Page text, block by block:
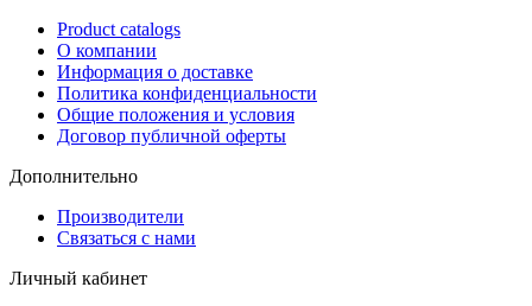
Product catalogs
О компании
Информация о доставке
Политика конфиденциальности
Общие положения и условия
Договор публичной оферты
Дополнительно
Производители
Связаться с нами
Личный кабинет